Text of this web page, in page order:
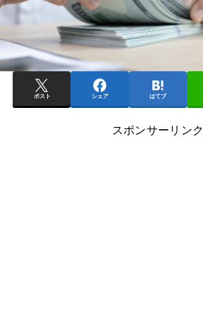
ポスト シェア はてブ
スポンサーリンク